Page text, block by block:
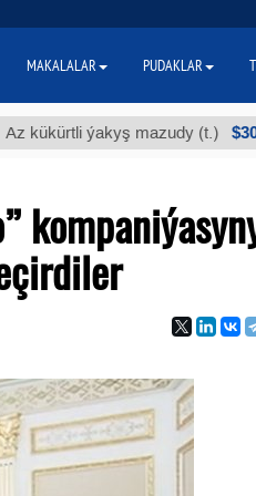
ýakyş mazudy (t.) $300
MAKALALAR PUDAKLAR